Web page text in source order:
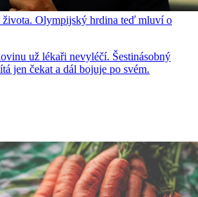
života. Olympijský hrdina teď mluví o
už lékaři nevyléčí. Šestinásobný
jen čekat a dál bojuje po svém.